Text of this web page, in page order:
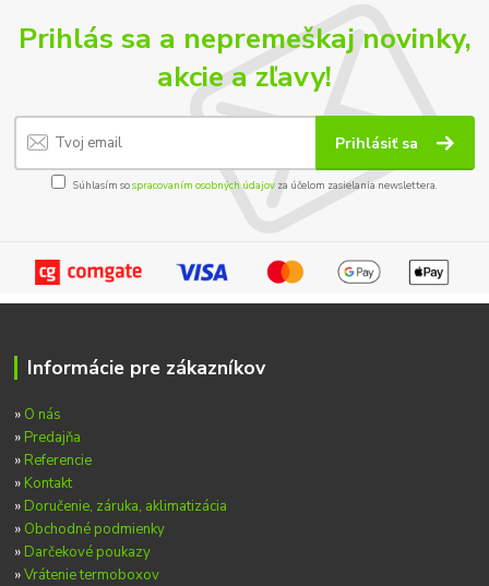
Prihlás sa a nepremeškaj novinky,
akcie a zľavy!
Prihlásiť sa
Súhlasím sospracovaním osobných údajov za účelom zasielania newslettera.
Informácie pre zákazníkov
» O nás
» Predajňa
» Referencie
» Kontakt
» Doručenie, záruka, aklimatizácia
» Obchodné podmienky
» Darčekové poukazy
»Vrátenie termoboxov